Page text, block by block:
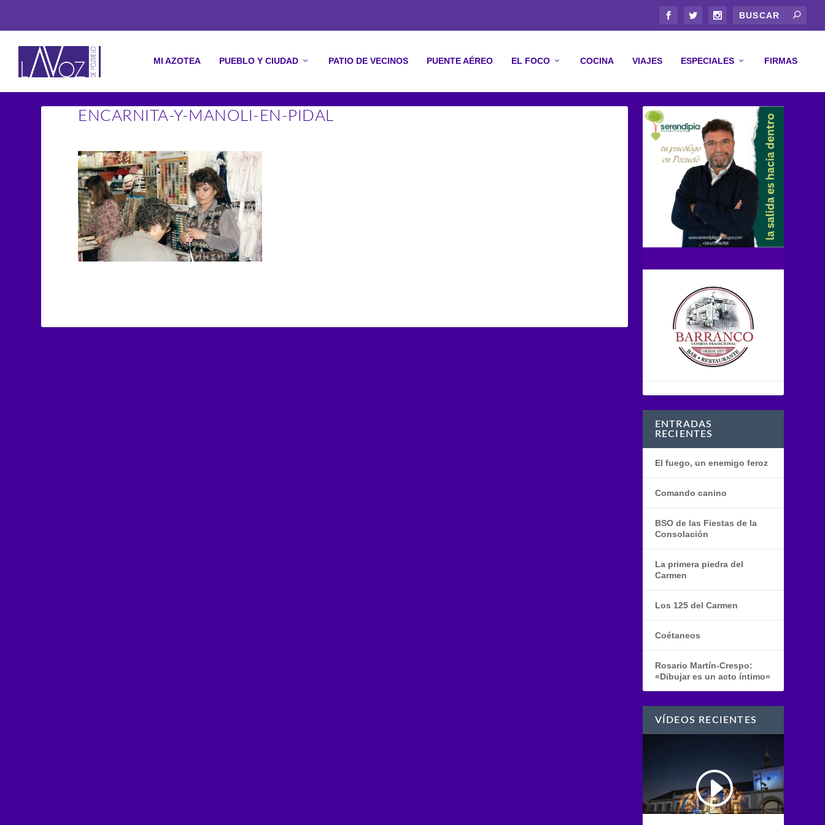
MI AZOTEA PUEBLO Y CIUDAD PATIO DE VECINOS PUENTE AÉREO EL FOCO COCINA VIAJES ESPECIALES FIRMAS
ENCARNITA-Y-MANOLI-EN-PIDAL
ENTRADAS
RECIENTES
El fuego, un enemigo feroz
Comando canino
BSO de las Fiestas de la
Consolación
La primera piedra del
Carmen
Los 125 del Carmen
Coétaneos
Rosario Martín-Crespo:
«Dibujar es un acto íntimo»
VÍDEOS RECIENTES